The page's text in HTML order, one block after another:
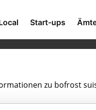
Start-ups
zu bofrost